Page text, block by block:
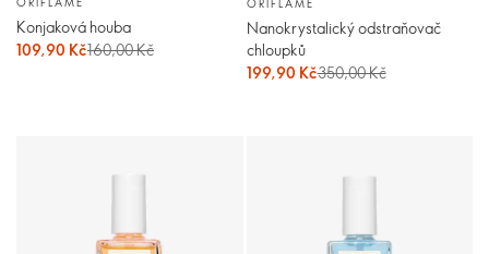
Konjaková houba
109,90 Kč160,00 Kč
ORIFLAME
Nanokrystalický odstraňovač
chloupků
199,90 Kč350,00 Kč